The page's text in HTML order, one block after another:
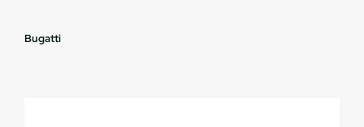
Bugatti